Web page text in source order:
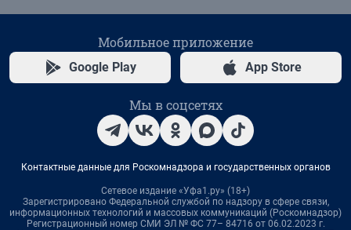
Мобильное приложение
Google Play App Store
Мы в соцсетях
Контактные данные для Роскомнадзора и государственных органов
Сетевое издание «Уфа1.ру» (18+)
Зарегистрировано Федеральной службой по надзору в сфере связи,
информационных технологий и массовых коммуникаций (Роскомнадзор)
Регистрационный номер СМИ ЭЛ № ФС 77– 84716 от 06.02.2023 г.